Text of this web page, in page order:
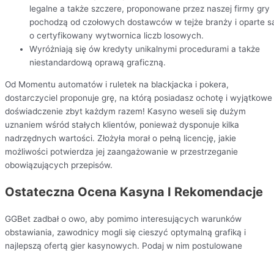
legalne a także szczere, proponowane przez naszej firmy gry
pochodzą od czołowych dostawców w tejże branży i oparte
o certyfikowany wytwornica liczb losowych.
Wyróżniają się ów kredyty unikalnymi procedurami a także
niestandardową oprawą graficzną.
Od Momentu automatów i ruletek na blackjacka i pokera,
dostarczyciel proponuje grę, na którą posiadasz ochotę i wyjątkowe
doświadczenie zbyt każdym razem! Kasyno weseli się dużym
uznaniem wśród stałych klientów, ponieważ dysponuje kilka
nadrzędnych wartości. Złożyła morał o pełną licencję, jakie
możliwości potwierdza jej zaangażowanie w przestrzeganie
obowiązujących przepisów.
Ostateczna Ocena Kasyna I Rekomendacje
GGBet zadbał o owo, aby pomimo interesujących warunków
obstawiania, zawodnicy mogli się cieszyć optymalną grafiką i
najlepszą ofertą gier kasynowych. Podaj w nim postulowane